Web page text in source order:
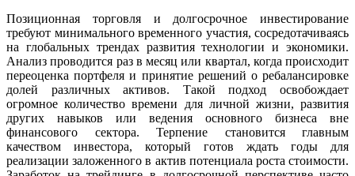
Позиционная торговля и долгосрочное инвестирование
требуют минимального временного участия, сосредотачиваясь
на глобальных трендах развития технологии и экономики.
Анализ проводится раз в месяц или квартал, когда происходит
переоценка портфеля и принятие решений о ребалансировке
долей различных активов. Такой подход освобождает
огромное количество времени для личной жизни, развития
других навыков или ведения основного бизнеса вне
финансового сектора. Терпение становится главным
качеством инвестора, который готов ждать годы для
реализации заложенного в актив потенциала роста стоимости.